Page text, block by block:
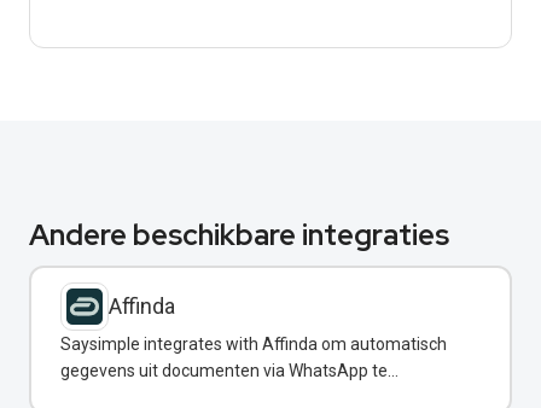
Andere beschikbare integraties
Affinda
Saysimple integrates with Affinda om automatisch
gegevens uit documenten via WhatsApp te